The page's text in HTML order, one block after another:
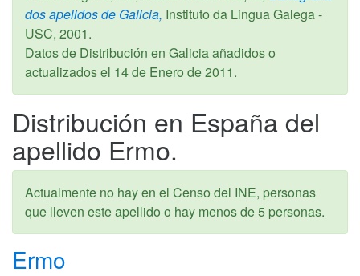
dos apelidos de Galicia, Instituto da Lingua Galega -
USC, 2001.
Datos de Distribución en Galicia añadidos o
actualizados el 14 de Enero de 2011.
Distribución en España del
apellido Ermo.
Actualmente no hay en el Censo del INE, personas
que lleven este apellido o hay menos de 5 personas.
Ermo